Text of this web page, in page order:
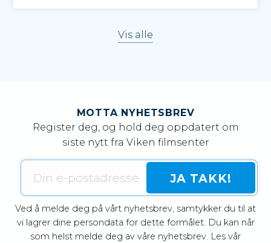
Vis alle
MOTTA NYHETSBREV
Register deg, og hold deg oppdatert om
siste nytt fra Viken filmsenter
Ved å melde deg på vårt nyhetsbrev, samtykker du til at
vi lagrer dine persondata for dette formålet. Du kan når
som helst melde deg av våre nyhetsbrev. Les vår